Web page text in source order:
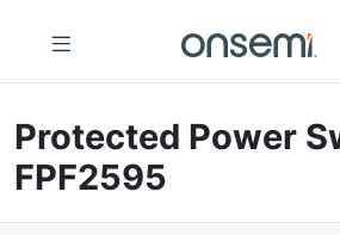
Protected Power
FPF2595